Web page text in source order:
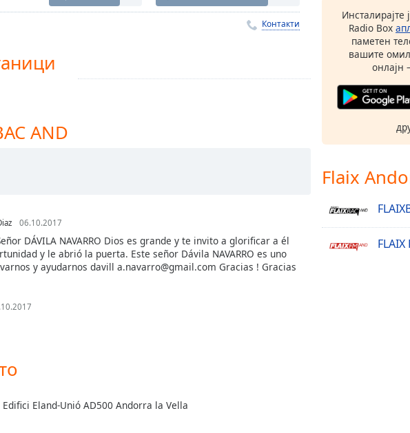
Контакти
AND
06.10.2017
DÁVILA NAVARRO Dios es grande y te invito a glorificar a él
y le abrió la puerta. Este señor Dávila NAVARRO es uno
y ayudarnos davill a.navarro@gmail.com Gracias ! Gracias
Eland-Unió AD500 Andorra la Vella
Инсталирајте
Radio Box
паметен
вашите
онлајн
Flaix
FLAIX